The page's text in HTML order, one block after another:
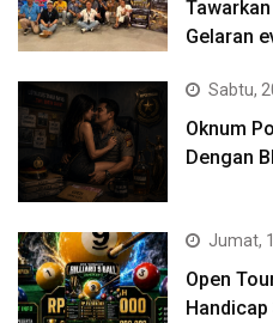
Gelaran
Sabtu,
Oknum
Dengan
Jumat,
Open